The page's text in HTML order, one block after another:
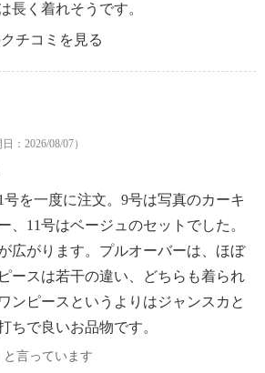
長く着れそうです。
チコミを見る
：2026/08/07）
を一度に注文。9号は写真のカーキ
、11号はベージュのセットでした。
広がります。プルオーバーは、ほぼ
ースは若干の違い、どちらも着られ
ンピースというよりはジャンスカと
ちで良いお品物です。
言っています